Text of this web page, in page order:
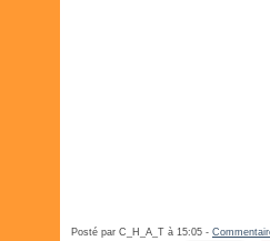
Posté par C_H_A_T à 15:05 -